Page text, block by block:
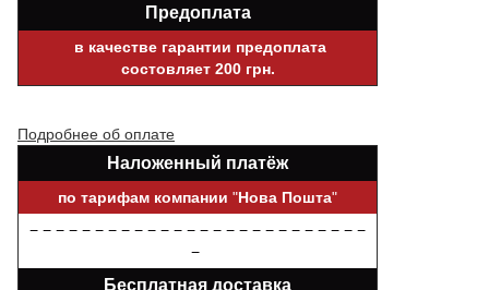
Предоплата
в качестве гарантии предоплата
состовляет 200 грн.
Подробнее об оплате
Наложенный платёж
по тарифам компании "Нова Пошта"
− − − − − − − − − − − − − − − − − − − − − − − − − −
−
Бесплатная доставка